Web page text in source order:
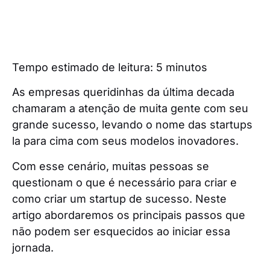
Tempo estimado de leitura: 5 minutos
As empresas queridinhas da última decada
chamaram a atenção de muita gente com seu
grande sucesso, levando o nome das startups
la para cima com seus modelos inovadores.
Com esse cenário, muitas pessoas se
questionam o que é necessário para criar e
como criar um startup de sucesso. Neste
artigo abordaremos os principais passos que
não podem ser esquecidos ao iniciar essa
jornada.